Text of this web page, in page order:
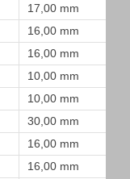
17,00 mm
16,00 mm
16,00 mm
10,00 mm
10,00 mm
30,00 mm
16,00 mm
16,00 mm